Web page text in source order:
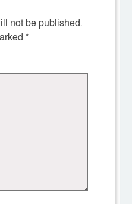
not be published.
*